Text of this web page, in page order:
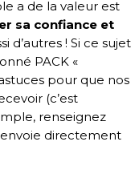
a de la valeur est
sa confiance et
d’autres ! Si ce sujet
PACK «
pour que nos
(c’est
renseignez
directement